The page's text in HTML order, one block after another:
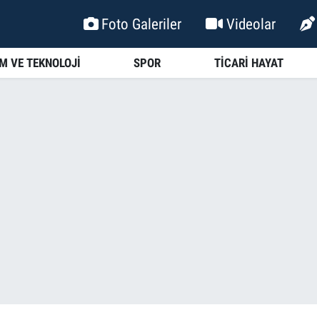
Foto Galeriler Videolar
VE TEKNOLOJİ SPOR TİCARİ HAYAT